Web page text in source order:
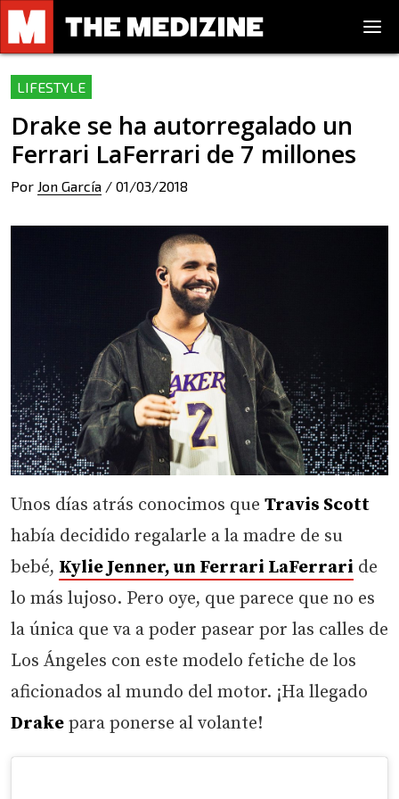
LIFESTYLE
Drake se ha autorregalado un
Ferrari LaFerrari de 7 millones
Por Jon García / 01/03/2018
Unos días atrás conocimos que Travis Scott
había decidido regalarle a la madre de su
bebé, Kylie Jenner, un Ferrari LaFerrari de
lo más lujoso. Pero oye, que parece que no es
la única que va a poder pasear por las calles de
Los Ángeles con este modelo fetiche de los
aficionados al mundo del motor. ¡Ha llegado
Drake para ponerse al volante!